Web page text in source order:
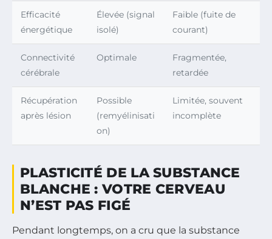
Efficacité
énergétique
Élevée (signal
isolé)
Faible (fuite de
courant)
Connectivité
cérébrale
Optimale
Fragmentée,
retardée
Récupération
après lésion
Possible
(remyélinisati
on)
Limitée, souvent
incomplète
PLASTICITÉ DE LA SUBSTANCE
BLANCHE : VOTRE CERVEAU
N’EST PAS FIGÉ
Pendant longtemps, on a cru que la substance